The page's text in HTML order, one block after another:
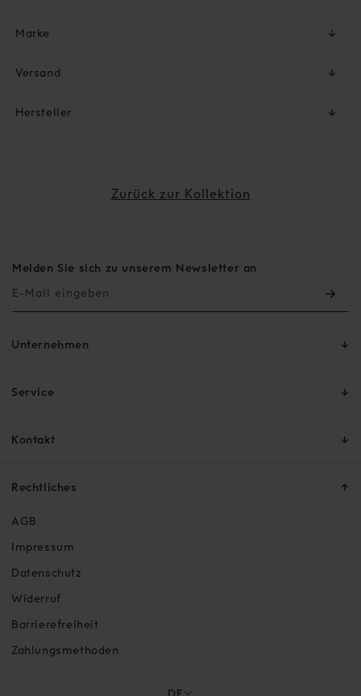
Marke ↓
Versand ↓
Hersteller ↓
Zurück zur Kollektion
Unternehmen
Service
Kontakt
Rechtliches
AGB
Impressum
Datenschutz
Widerruf
Barrierefreiheit
Zahlungsmethoden
Melden Sie sich zu unserem Newsletter an
E-Mail eingeben
DE